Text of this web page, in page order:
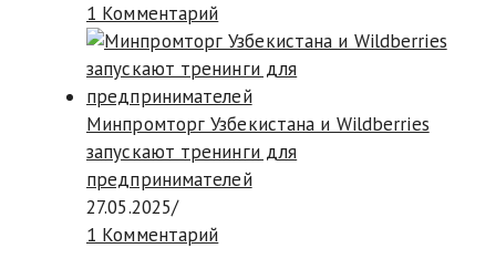
1 Комментарий
Минпромторг Узбекистана и Wildberries
запускают тренинги для
предпринимателей
27.05.2025/
1 Комментарий